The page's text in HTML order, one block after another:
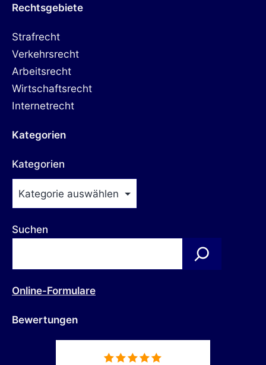
Rechtsgebiete
Strafrecht
Verkehrsrecht
Arbeitsrecht
Wirtschaftsrecht
Internetrecht
Kategorien
Kategorien
Suchen
Online-Formulare
Bewertungen